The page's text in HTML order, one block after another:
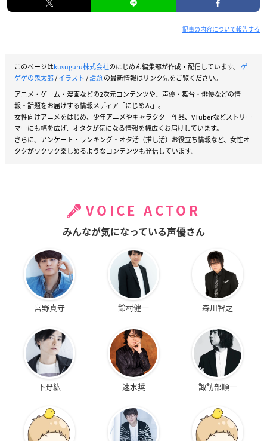
記事の内容について報告する
このページはkusuguru株式会社のにじめん編集部が作成・配信しています。 ゲ
ゲゲの鬼太郎/イラスト /話題の最新情報はリンク先をご覧ください。
アニメ・ゲーム・漫画などの2次元コンテンツや、声優・舞台・俳優などの情
報・話題をお届けする情報メディア「にじめん」。
女性向けアニメをはじめ、少年アニメやキャラクター作品、VTuberなどストリー
マーにも幅を広げ、オタクが気になる情報を幅広くお届けしています。
さらに、アンケート・ランキング・オタ活（推し活）お役立ち情報など、女性オ
タクがワクワク楽しめるようなコンテンツも発信しています。
VOICE ACTOR
みんなが気になっている声優さん
宮野真守 鈴村健一 森川智之
下野紘 速水奨 諏訪部順一